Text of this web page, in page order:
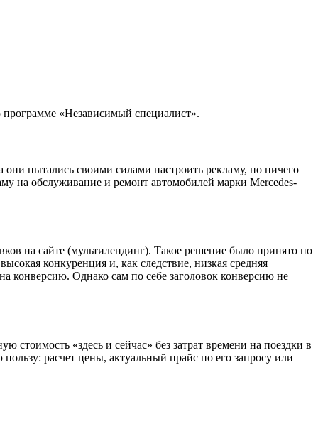
«Независимый специалист».
пытались своими силами настроить рекламу, но ничего
на обслуживание и ремонт автомобилей марки Mercedes-
на сайте (мультилендинг). Такое решение было принято по
конкуренция и, как следствие, низкая средняя
конверсию. Однако сам по себе заголовок конверсию не
стоимость «здесь и сейчас» без затрат времени на поездки в
расчет цены, актуальный прайс по его запросу или